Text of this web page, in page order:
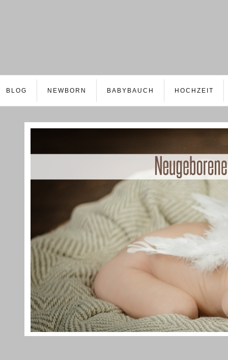
BLOG NEWBORN BABYBAUCH HOCHZEIT